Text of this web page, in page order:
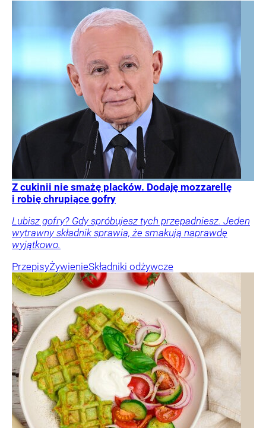
Z cukinii nie smażę placków. Dodaję mozzarellę
i robię chrupiące gofry
Lubisz gofry? Gdy spróbujesz tych przepadniesz. Jeden
wytrawny składnik sprawia, że smakują naprawdę
wyjątkowo.
PrzepisyŻywienieSkładniki odżywcze